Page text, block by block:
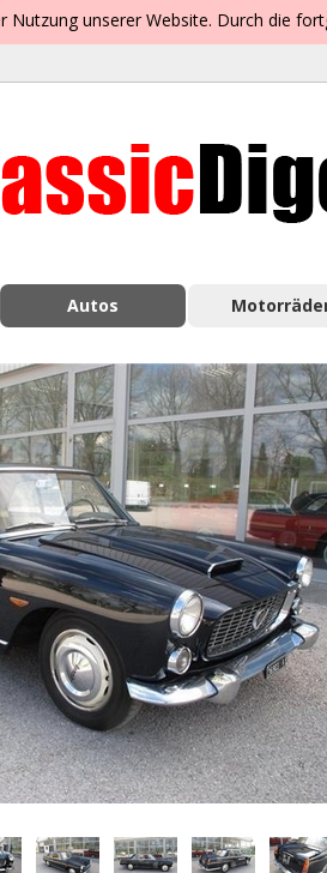
unserer Website. Durch die
Autos